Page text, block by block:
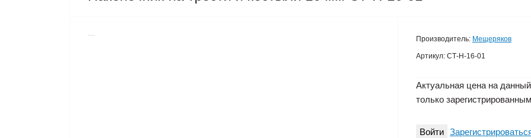
Производитель: Мещеряков
Артикул: СТ-Н-16-01
Актуальная цена на
только
Войти